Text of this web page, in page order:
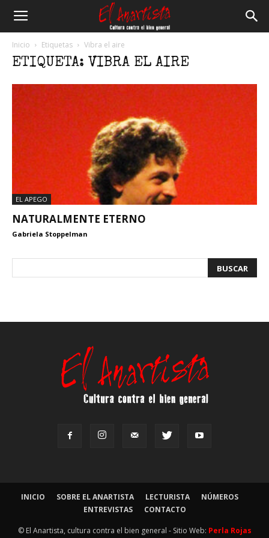
Inicio Etiquetas Vibra el aire
ETIQUETA: VIBRA EL AIRE
EL APEGO
NATURALMENTE ETERNO
Gabriela Stoppelman
INICIO SOBRE EL ANARTISTA LECTURISTA
NÚMEROS
ENTREVISTAS
CONTACTO
© El Anartista, cultura contra el bien general - Sitio Web: Perla Rojas